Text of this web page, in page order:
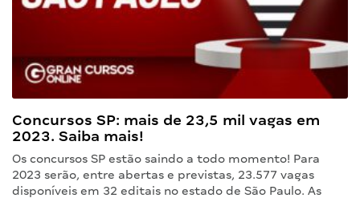
Concursos SP: mais de 23,5 mil vagas em
2023. Saiba mais!
Os concursos SP estão saindo a todo momento! Para
2023 serão, entre abertas e previstas, 23.577 vagas
disponíveis em 32 editais no estado de São Paulo. As